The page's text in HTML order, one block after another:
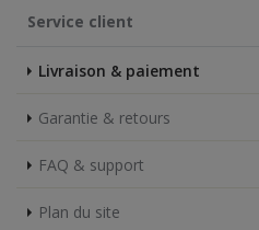
Service client
Livraison & paiement
Garantie & retours
FAQ & support
Plan du site